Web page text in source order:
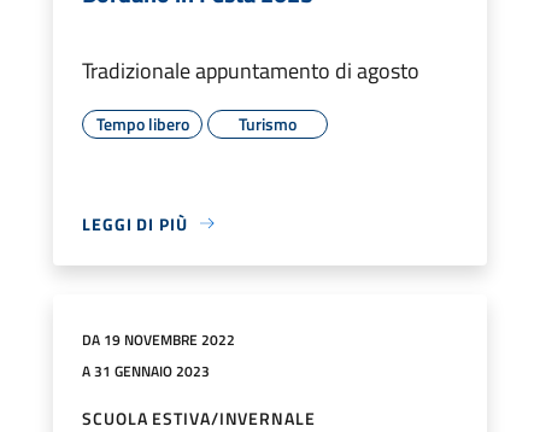
Tradizionale appuntamento di agosto
Tempo libero Turismo
LEGGI DI PIÙ
DA 19 NOVEMBRE 2022
A 31 GENNAIO 2023
SCUOLA ESTIVA/INVERNALE